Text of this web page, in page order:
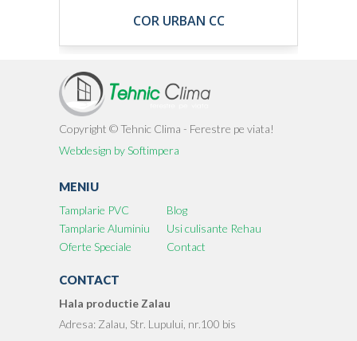
COR URBAN CC
Copyright © Tehnic Clima - Ferestre pe viata!
Webdesign by Softimpera
MENIU
Tamplarie PVC
Tamplarie Aluminiu
Oferte Speciale
Blog
Usi culisante Rehau
Contact
CONTACT
Hala productie Zalau
Adresa: Zalau, Str. Lupului, nr.100 bis